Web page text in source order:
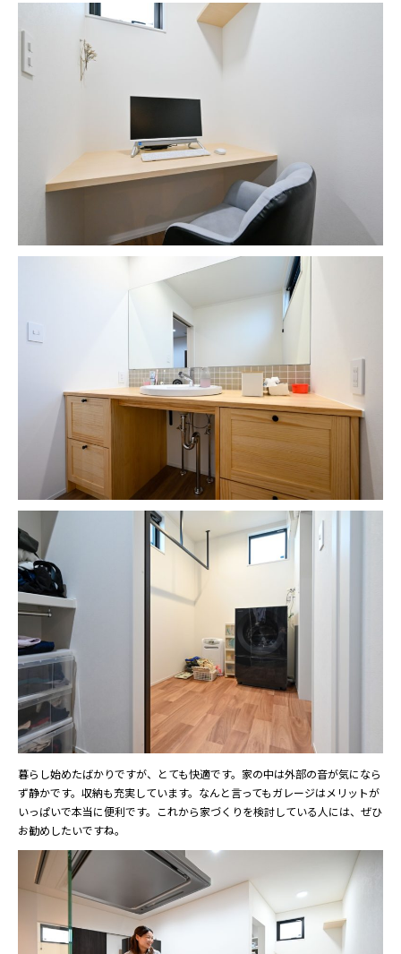
暮らし始めたばかりですが、とても快適です。家の中は外部の音が気になら
ず静かです。収納も充実しています。なんと言ってもガレージはメリットが
いっぱいで本当に便利です。これから家づくりを検討している人には、ぜひ
お勧めしたいですね。